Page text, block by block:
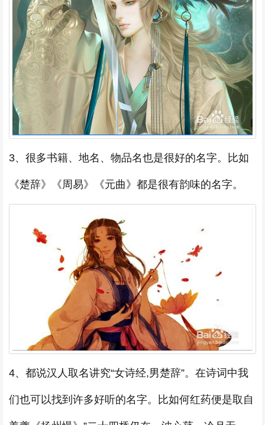
3、很多书籍、地名、物品名也是很好的名字。比如
《楚辞》《周易》《元曲》都是很有韵味的名字。
4、都说汉人取名讲究“女诗经,男楚辞”。在诗词中我
们也可以找到许多好听的名字。比如何红药便是取自